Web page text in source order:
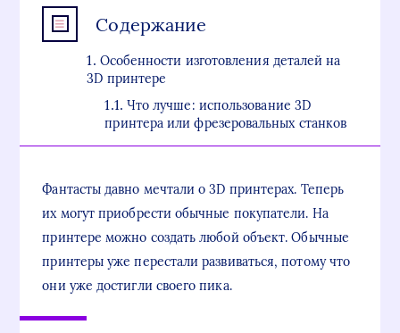
Содержание
Особенности изготовления деталей на
3D принтере
Что лучше: использование 3D
принтера или фрезеровальных станков
Фантасты давно мечтали о 3D принтерах. Теперь
их могут приобрести обычные покупатели. На
принтере можно создать любой объект. Обычные
принтеры уже перестали развиваться, потому что
они уже достигли своего пика.